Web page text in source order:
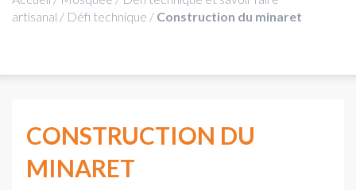
artisanal / Défi technique / Construction du minaret
CONSTRUCTION DU
MINARET